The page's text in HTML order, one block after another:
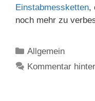
Einstabmessketten,
noch mehr zu
Kategorien
Allgemein
Kommentar